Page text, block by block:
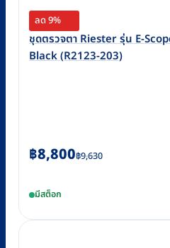
ลด 9%
ชุดตรวจตา Riester รุ่น E-
Black (R2123-203)
฿9,630
Original
was:
฿8,800
Current
is:มีสต็อก